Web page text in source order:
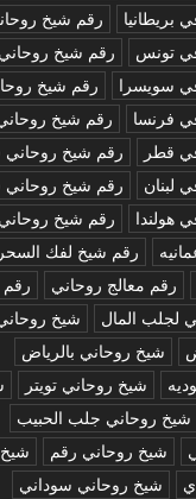
رقم شيخ
تونس
رقم شيخ
سويسرا
رقم شيخ
فرنسا
رقم شيخ
قطر
رقم شيخ روحاني
لبنان
رقم شيخ
هولندا
رقم شيخ
رقم شيخ لفك السحر
رقم معالج روحاني
رقم
لجلب المال
شيخ
شيخ روحاني بالرياض
شيخ روحاني تويتر
شيخ روحاني جلب الحبيب
شيخ روحاني رقم
شيخ روحاني سوداني